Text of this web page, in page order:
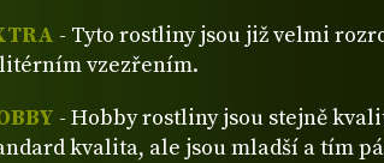
- Tyto rostliny jsou již velmi
vzezřením.
- Hobby rostliny jsou stejně
kvalita, ale jsou mladší a tím